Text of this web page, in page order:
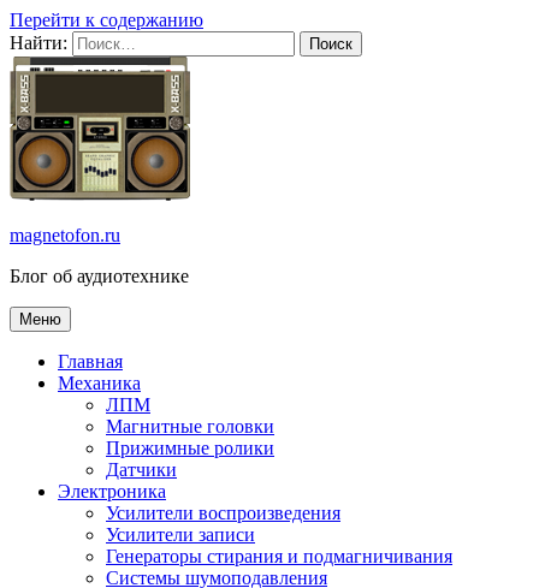
Перейти к содержанию
Найти:
magnetofon.ru
Блог об аудиотехнике
Меню
Главная
Механика
ЛПМ
Магнитные головки
Прижимные ролики
Датчики
Электроника
Усилители воспроизведения
Усилители записи
Генераторы стирания и подмагничивания
Системы шумоподавления